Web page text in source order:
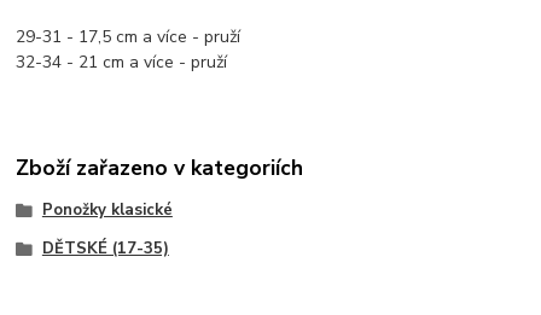
29-31 - 17,5 cm a více - pruží
32-34 - 21 cm a více - pruží
Zboží zařazeno v kategoriích
Ponožky klasické
DĚTSKÉ (17-35)